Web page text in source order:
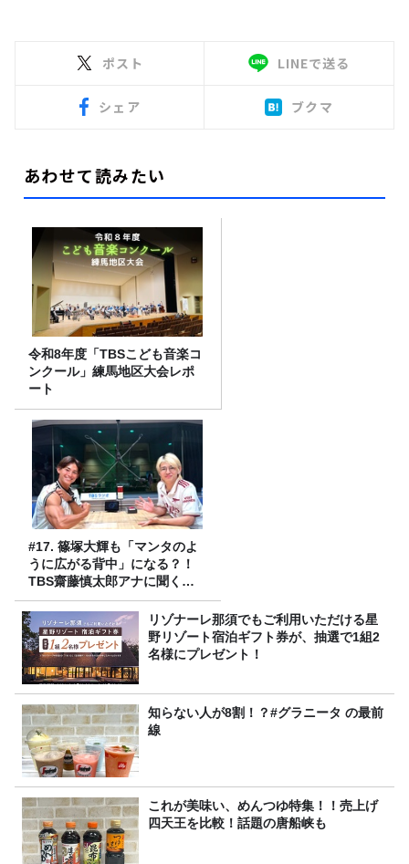
ポスト LINEで送る
シェア ブクマ
あわせて読みたい
令和8年度「TBSこども音楽コ
ンクール」練馬地区大会レポ
ート
#17. 篠塚大輝も「マンタのよ
うに広がる背中」になる？！
TBS齋藤慎太郎アナに聞くメ
ンズフィジークの魅力！！
リゾナーレ那須でもご利用いただける星
野リゾート宿泊ギフト券が、抽選で1組2
名様にプレゼント！
知らない人が8割！？#グラニータ の最前
線
これが美味い、めんつゆ特集！！売上げ
四天王を比較！話題の唐船峡も